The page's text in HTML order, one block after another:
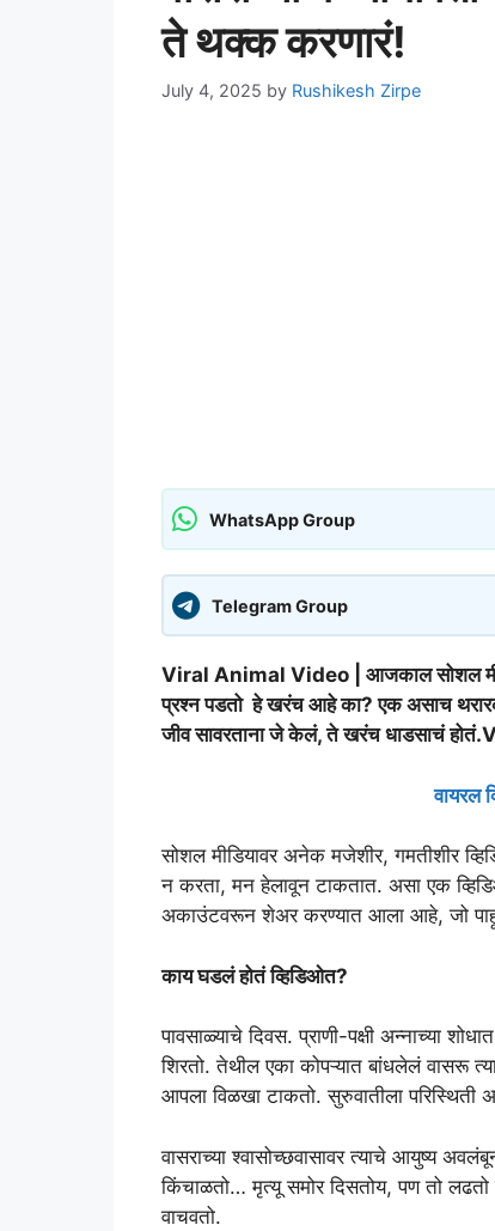
ते थक्क करणारं!
July 4, 2025 by Rushikesh Zirpe
WhatsApp Group
Telegram Group
Viral Animal Video | आजकाल सोशल
प्रश्न पडतो हे खरंच आहे का? एक असाच
जीव सावरताना जे केलं, ते खरंच धाडसाचं
वायरल
सोशल मीडियावर अनेक मजेशीर, गमतीशीर
न करता, मन हेलावून टाकतात. असा एक
अकाउंटवरून शेअर करण्यात आला आहे, जो
काय घडलं होतं व्हिडिओत?
पावसाळ्याचे दिवस. प्राणी-पक्षी अन्नाच्या
शिरतो. तेथील एका कोपऱ्यात बांधलेलं वासरू
आपला विळखा टाकतो. सुरुवातीला परिस्थिती
वासराच्या श्वासोच्छवासावर त्याचे आयुष्य
किंचाळतो… मृत्यू समोर दिसतोय, पण तो
वाचवतो.